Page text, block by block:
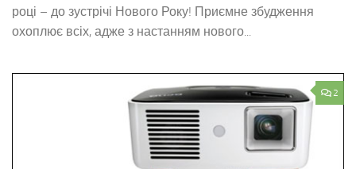
році – до зустрічі Нового Року! Приємне збудження
охоплює всіх, адже з настанням нового...
2